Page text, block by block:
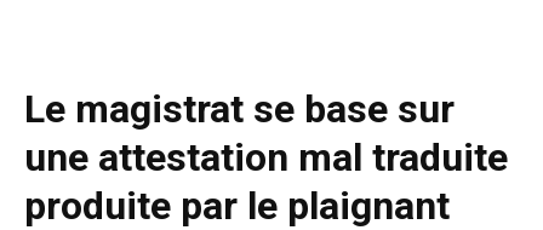
Le magistrat se base sur
une attestation mal traduite
produite par le plaignant